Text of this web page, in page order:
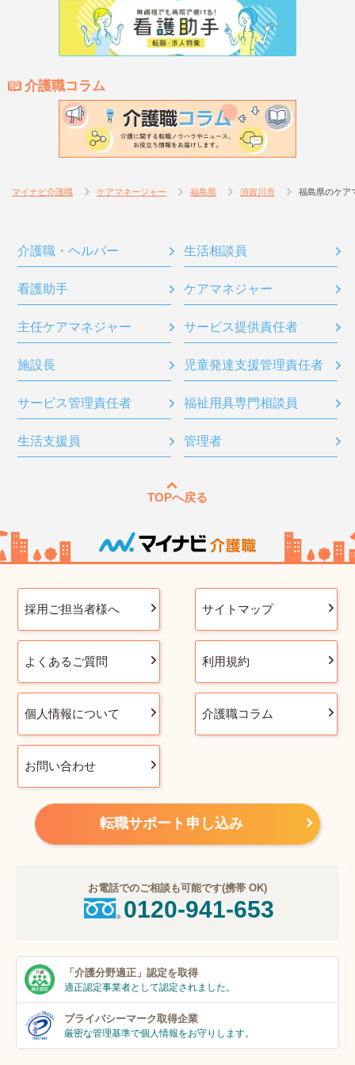
介護職コラム
マイナビ介護職 ケアマネージャー 福島県 須賀川市 福島県のケア
介護職・ヘルパー 生活相談員
看護助手 ケアマネジャー
主任ケアマネジャー サービス提供責任者
施設長 児童発達支援管理責任者
サービス管理責任者 福祉用具専門相談員
生活支援員 管理者
TOPへ戻る
採用ご担当者様へ サイトマップ
よくあるご質問 利用規約
個人情報について 介護職コラム
お問い合わせ
転職サポート申し込み
お電話でのご相談も可能です(携帯 OK)
0120-941-653
「介護分野適正」 認定を取得
適正認定事業者として認定されました。
プライバシーマーク取得企業
厳密な管理基準で個人情報をお守りします。